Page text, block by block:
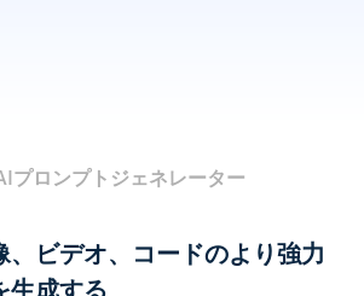
プロンプトジェネレーター
、ビデオ、コードのより強力